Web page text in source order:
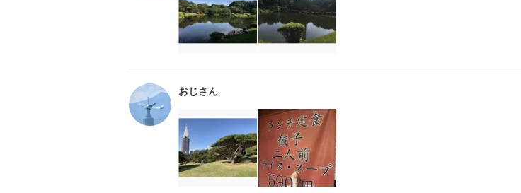
おじさん